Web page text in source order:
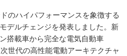
のハイパフォーマンスを象徴する
デルチェンジを発表しました。新
搭載車から完全な電気自動車
世代の高性能電動アーキテクチャ